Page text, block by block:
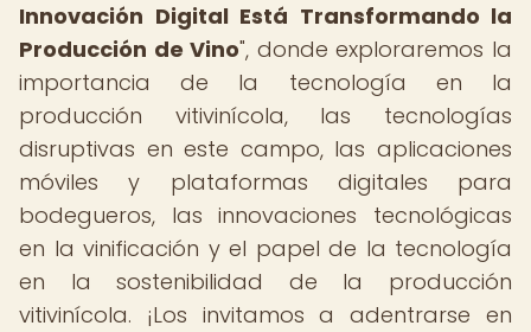
Innovación Digital Está Transformando la
Producción de Vino", donde exploraremos la
importancia de la tecnología en la
producción vitivinícola, las tecnologías
disruptivas en este campo, las aplicaciones
móviles y plataformas digitales para
bodegueros, las innovaciones tecnológicas
en la vinificación y el papel de la tecnología
en la sostenibilidad de la producción
vitivinícola. ¡Los invitamos a adentrarse en